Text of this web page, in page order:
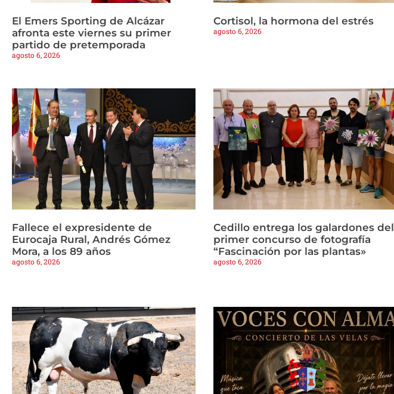
El Emers Sporting de Alcázar
afronta este viernes su primer
partido de pretemporada
agosto 6, 2026
Cortisol, la hormona del estrés
agosto 6, 2026
Fallece el expresidente de
Eurocaja Rural, Andrés Gómez
Mora, a los 89 años
agosto 6, 2026
Cedillo entrega los galardones del
primer concurso de fotografía
“Fascinación por las plantas»
agosto 6, 2026